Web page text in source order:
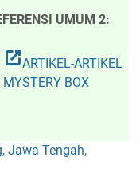
UMUM 2:
open_in_newARTIKEL-ARTIKEL
MYSTERY BOX
Jawa Tengah,